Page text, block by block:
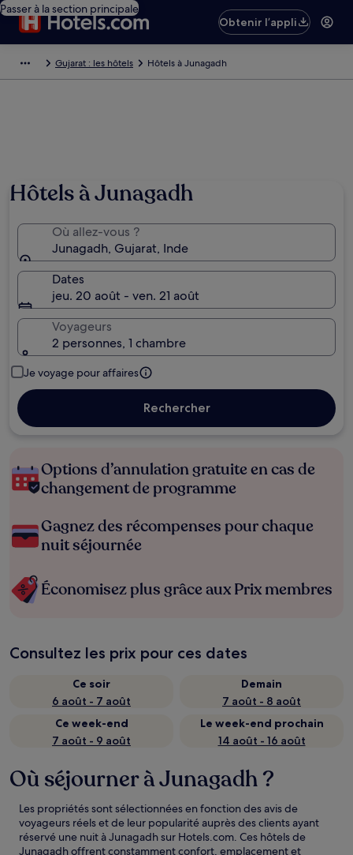
Passer à la section principale
Obtenir l’appli
Gujarat : les hôtels Hôtels à Junagadh
Hôtels à Junagadh
Où allez-vous ?
Junagadh, Gujarat, Inde
Dates
jeu. 20 août - ven. 21 août
Voyageurs
2 personnes, 1 chambre
Je voyage pour affaires
Rechercher
Options d’annulation gratuite en cas de
changement de programme
Gagnez des récompenses pour chaque
nuit séjournée
Économisez plus grâce aux Prix membres
Consultez les prix pour ces dates
Ce soir
6 août - 7 août
Demain
7 août - 8 août
Ce week-end
7 août - 9 août
Le week-end prochain
14 août - 16 août
Où séjourner à Junagadh ?
Les propriétés sont sélectionnées en fonction des avis de
voyageurs réels et de leur popularité auprès des clients ayant
réservé une nuit à Junagadh sur Hotels.com. Ces hôtels de
Junagadh offrent constamment confort, emplacement et